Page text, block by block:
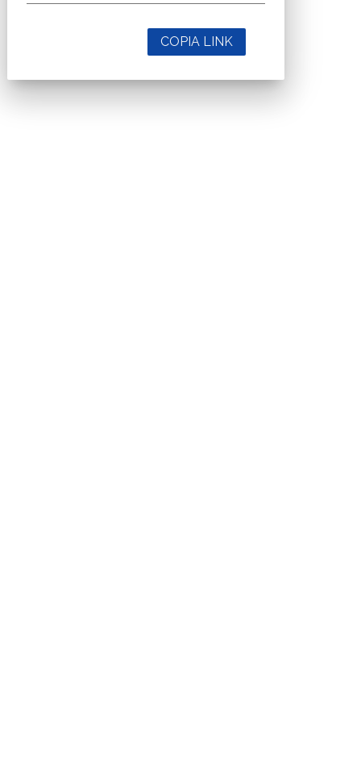
COPIA LINK